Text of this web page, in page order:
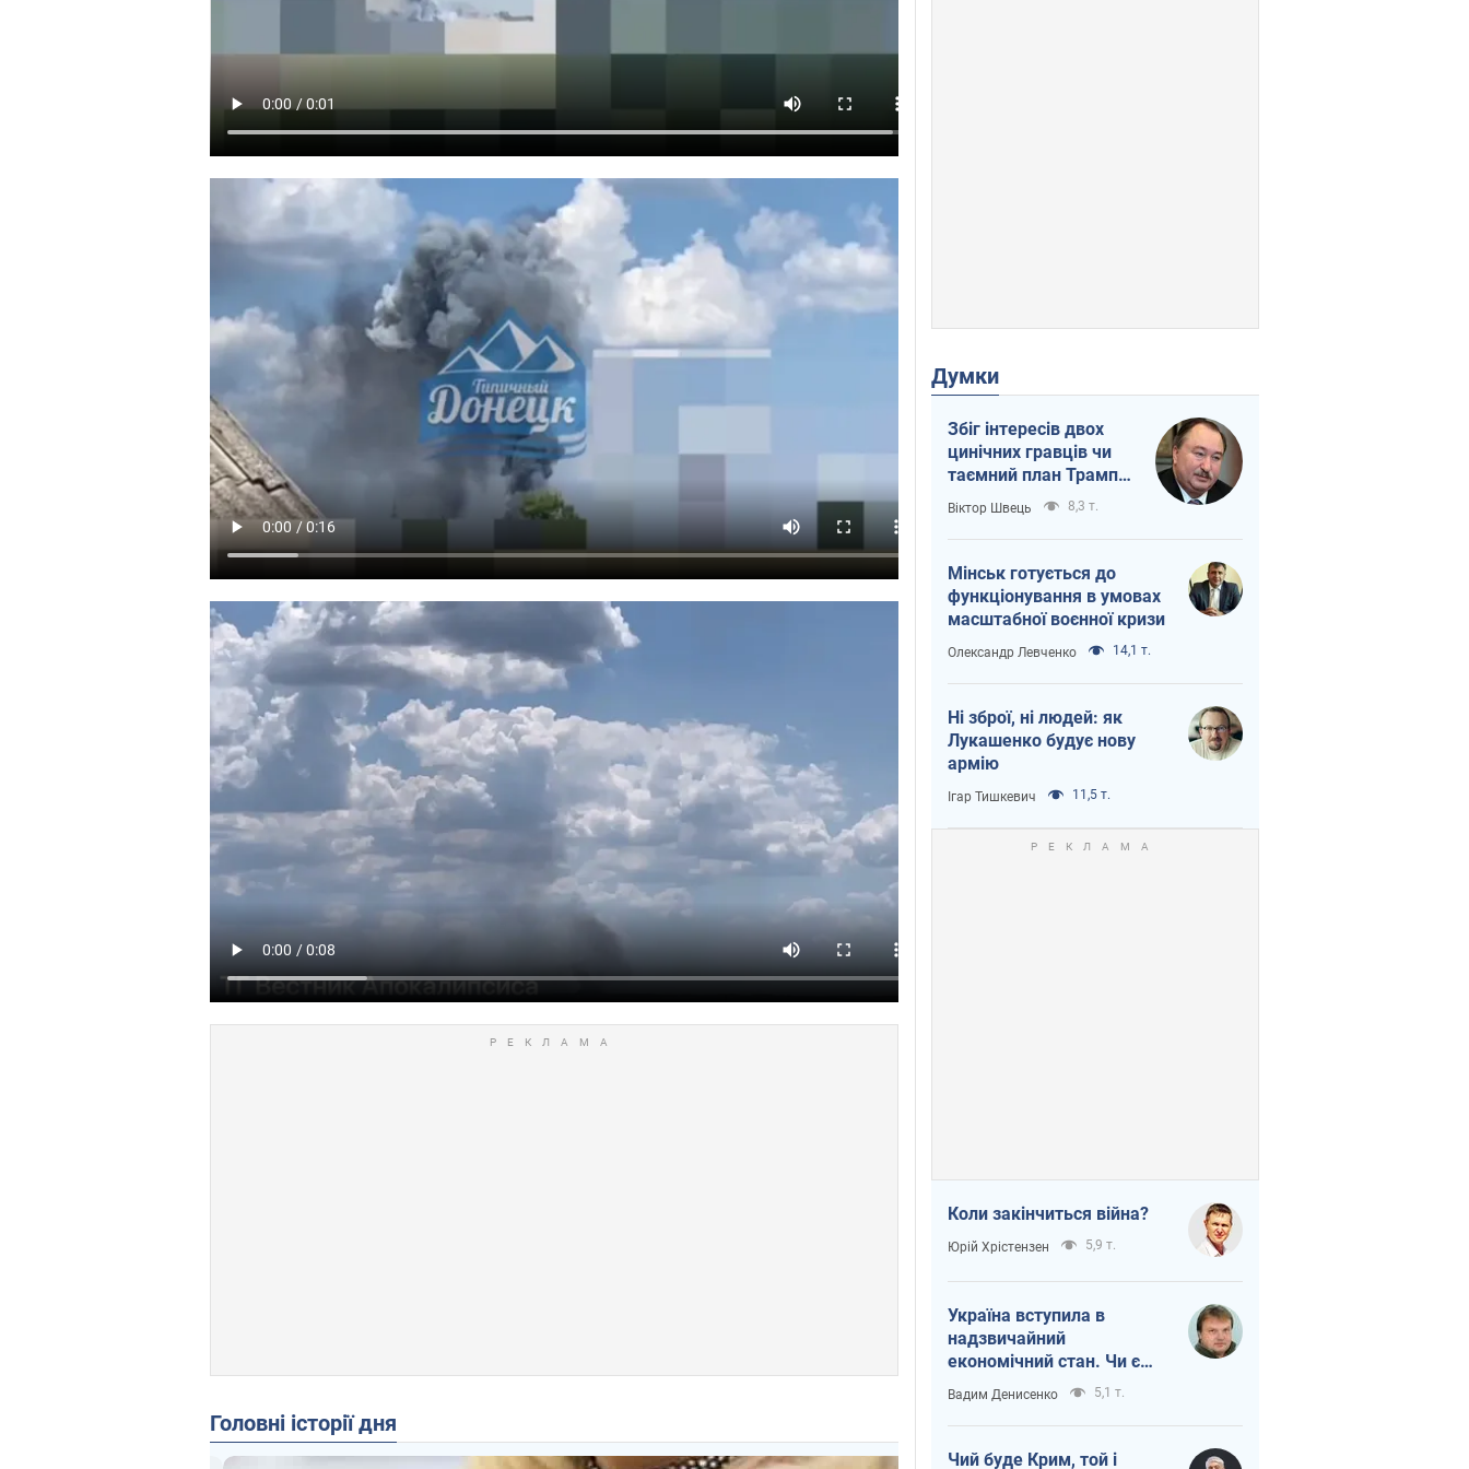
Головні історії дня
Думки
Збіг інтересів двох
цинічних гравців чи
таємний план Трампа
і Путіна?
Віктор Швець 8,3 т.
Мінськ готується до
функціонування в умовах
масштабної воєнної кризи
Олександр Левченко 14,1 т.
Ні зброї, ні людей: як
Лукашенко будує нову
армію
Ігар Тишкевич 11,5 т.
Коли закінчиться війна?
Юрій Хрістензен 5,9 т.
Україна вступила в
надзвичайний
економічний стан. Чи є
світло вкінці тунелю?
Вадим Денисенко 5,1 т.
Чий буде Крим, той і